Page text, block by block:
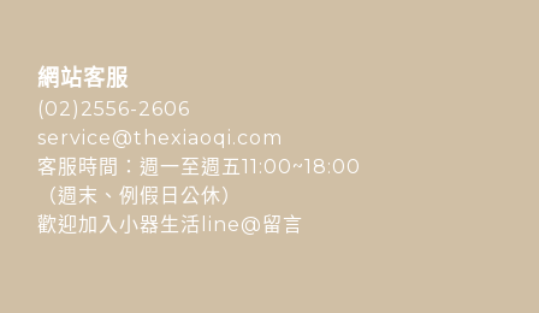
網站客服
(02)2556-2606
service@thexiaoqi.com
客服時間：週一至週五11:00~18:00
（週末、例假日公休）
歡迎加入小器生活line@留言